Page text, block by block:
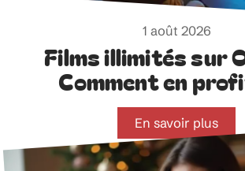
1 août 2026
Films illimités sur
Comment en
En savoir plus